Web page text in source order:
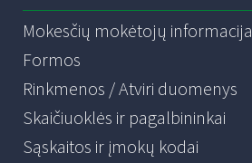
Mokesčių mokėtojų informacija
Formos
Rinkmenos / Atviri duomenys
Skaičiuoklės ir pagalbininkai
Sąskaitos ir įmokų kodai